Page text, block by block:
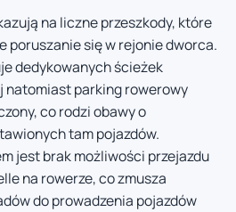
na liczne przeszkody, które
poruszanie się w rejonie dworca.
dedykowanych ścieżek
natomiast parking rowerowy
co rodzi obawy o
tam pojazdów.
jest brak możliwości przejazdu
na rowerze, co zmusza
do prowadzenia pojazdów